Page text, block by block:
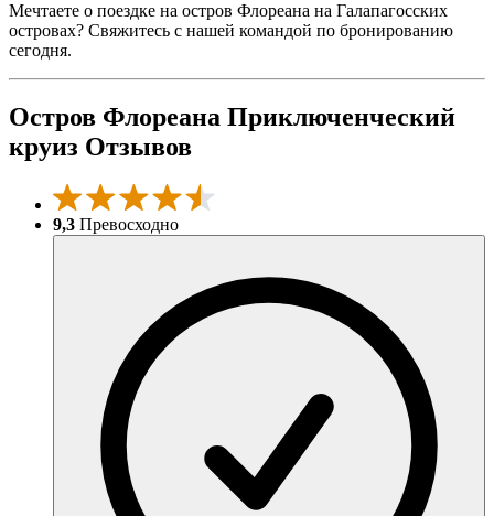
Мечтаете о поездке на остров Флореана на Галапагосских
островах? Свяжитесь с нашей командой по бронированию
сегодня.
Остров Флореана Приключенческий
круиз Отзывов
9,3 Превосходно